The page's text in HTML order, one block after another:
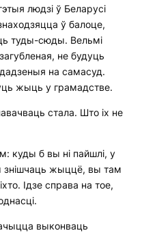
людзі ў Беларусі
ў балоце,
туды-сюды. Вельмі
не будуць
на самасуд.
жыць у грамадстве.
стала. Што іх не
куды б вы ні пайшлі, у
знішчаць жыццё, вы там
Ідзе справа на тое,
выконваць